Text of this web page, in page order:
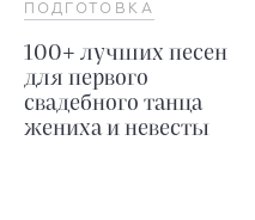
ПОДГОТОВКА
100+ лучших песен
для первого
свадебного танца
жениха и невесты